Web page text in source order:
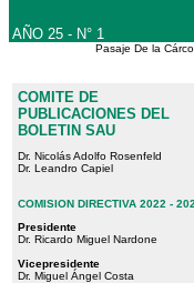
AÑO 25 - N° 1
Pasaje De la
COMITE DE
PUBLICACIONES DEL
BOLETIN SAU
Dr. Nicolás Adolfo Rosenfeld
Dr. Leandro Capiel
COMISION DIRECTIVA 2022 -
Presidente
Dr. Ricardo Miguel Nardone
Vicepresidente
Dr. Miguel Ángel Costa